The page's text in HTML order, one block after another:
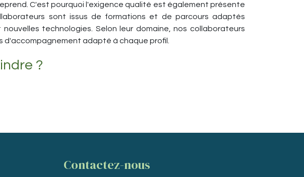
C'est pourquoi l'exigence qualité est également présente
sont issus de formations et de parcours adaptés
technologies. Selon leur domaine, nos collaborateurs
d'accompagnement adapté à chaque profil.
?
Contactez-nous